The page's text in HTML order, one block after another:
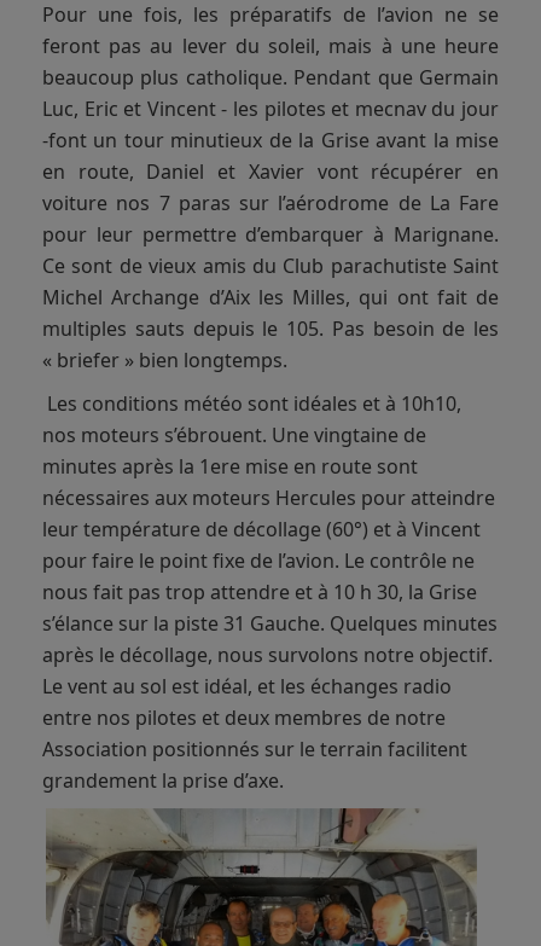
Pour une fois, les préparatifs de l’avion ne se
feront pas au lever du soleil, mais à une heure
beaucoup plus catholique. Pendant que Germain
Luc, Eric et Vincent - les pilotes et mecnav du jour
-font un tour minutieux de la Grise avant la mise
en route, Daniel et Xavier vont récupérer en
voiture nos 7 paras sur l’aérodrome de La Fare
pour leur permettre d’embarquer à Marignane.
Ce sont de vieux amis du Club parachutiste Saint
Michel Archange d’Aix les Milles, qui ont fait de
multiples sauts depuis le 105. Pas besoin de les
« briefer » bien longtemps.
Les conditions météo sont idéales et à 10h10,
nos moteurs s’ébrouent. Une vingtaine de
minutes après la 1ere mise en route sont
nécessaires aux moteurs Hercules pour atteindre
leur température de décollage (60°) et à Vincent
pour faire le point fixe de l’avion. Le contrôle ne
nous fait pas trop attendre et à 10 h 30, la Grise
s’élance sur la piste 31 Gauche. Quelques minutes
après le décollage, nous survolons notre objectif.
Le vent au sol est idéal, et les échanges radio
entre nos pilotes et deux membres de notre
Association positionnés sur le terrain facilitent
grandement la prise d’axe.